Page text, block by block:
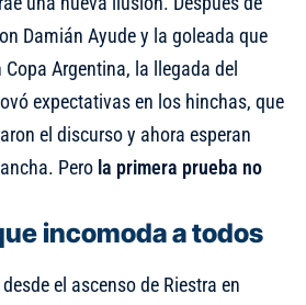
Damián Ayude y la goleada que
Argentina, la llegada del
expectativas en los hinchas, que
el discurso y ahora esperan
Pero la primera prueba no
incomoda a todos
el ascenso de Riestra en